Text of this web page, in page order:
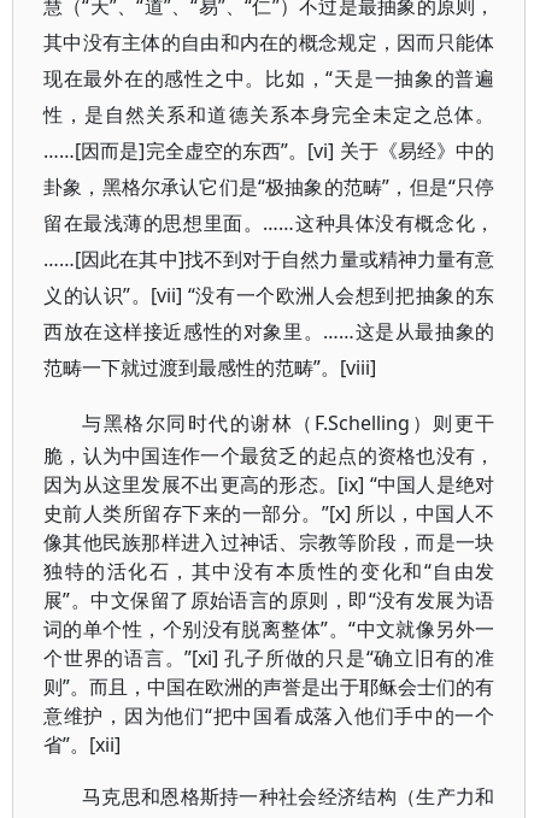
慧（“天”、“道”、“易”、“仁”）不过是最抽象的原则，
其中没有主体的自由和内在的概念规定，因而只能体
现在最外在的感性之中。比如，“天是一抽象的普遍
性，是自然关系和道德关系本身完全未定之总体。
……[因而是]完全虚空的东西”。[vi] 关于《易经》中的
卦象，黑格尔承认它们是“极抽象的范畴”，但是“只停
留在最浅薄的思想里面。……这种具体没有概念化，
……[因此在其中]找不到对于自然力量或精神力量有意
义的认识”。[vii] “没有一个欧洲人会想到把抽象的东
西放在这样接近感性的对象里。……这是从最抽象的
范畴一下就过渡到最感性的范畴”。[viii]
与黑格尔同时代的谢林（F.Schelling）则更干
脆，认为中国连作一个最贫乏的起点的资格也没有，
因为从这里发展不出更高的形态。[ix] “中国人是绝对
史前人类所留存下来的一部分。”[x] 所以，中国人不
像其他民族那样进入过神话、宗教等阶段，而是一块
独特的活化石，其中没有本质性的变化和“自由发
展”。中文保留了原始语言的原则，即“没有发展为语
词的单个性，个别没有脱离整体”。“中文就像另外一
个世界的语言。”[xi] 孔子所做的只是“确立旧有的准
则”。而且，中国在欧洲的声誉是出于耶稣会士们的有
意维护，因为他们“把中国看成落入他们手中的一个
省”。[xii]
马克思和恩格斯持一种社会经济结构（生产力和